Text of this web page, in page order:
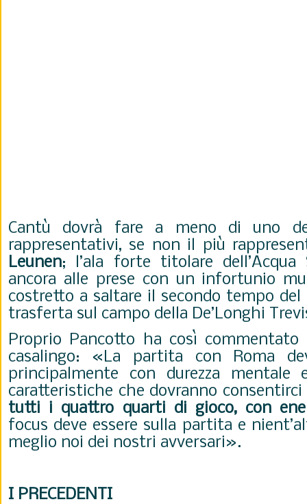
Cantù dovrà fare a meno di uno
rappresentativi, se non il più
Leunen; l’ala forte titolare dell’Acqua
ancora alle prese con un infortunio
costretto a saltare il secondo tempo
trasferta sul campo della De’Longhi
Proprio Pancotto ha così commentato
casalingo: «La partita con Roma
principalmente con durezza mentale
caratteristiche che dovranno
tutti i quattro quarti di gioco, con
focus deve essere sulla partita e
meglio noi dei nostri avversari».
I PRECEDENTI